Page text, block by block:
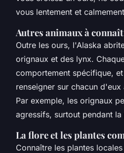
vous lentement et
Autres animaux à
Outre les ours, l'Alaska
orignaux et des lynx.
comportement spécifique,
renseigner sur chacun
Par exemple, les orignaux
agressifs, surtout pendant
La flore et les plantes
Connaître les plantes